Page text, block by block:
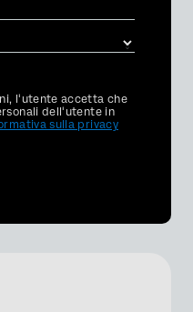
l'utente accetta che
dell'utente in
sulla privacy